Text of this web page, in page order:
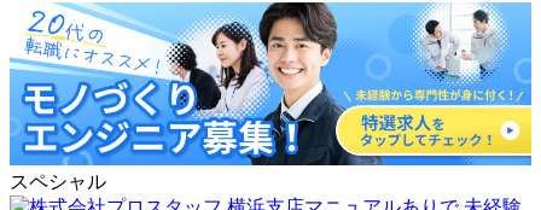
スペシャル